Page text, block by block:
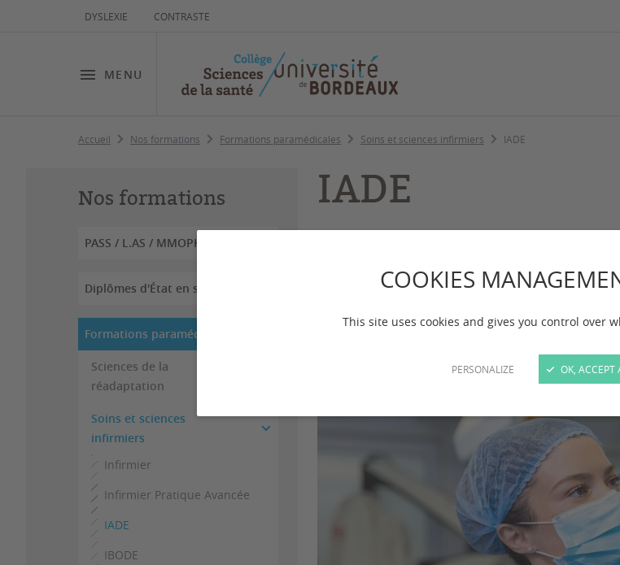
COOKIES
This site uses cookies and gives you control over
PERSONALIZE OK, ACCEPT
DYSLEXIE CONTRASTE
MENU
Accueil Nos formations Formations paramédicales Soins et sciences infirmiers IADE
Nos formations
PASS / L.AS / MMOPK
Diplômes d'État en santé
Formations paramédicales
Sciences de la
réadaptation
Soins et sciences
infirmiers
Infirmier
Infirmier Pratique Avancée
IADE
IBODE
IADE